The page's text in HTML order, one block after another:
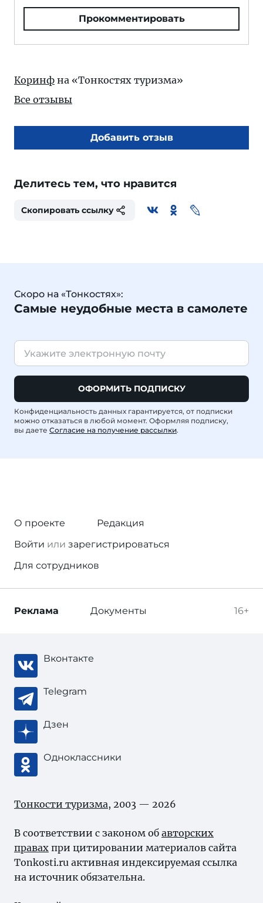
Прокомментировать
Коринф на «Тонкостях туризма»
Все отзывы
Добавить отзыв
Делитесь тем, что нравится
Скопировать ссылку
Скоро на «Тонкостях»:
Самые неудобные места в самолете
ОФОРМИТЬ ПОДПИСКУ
Конфиденциальность данных гарантируется, от подписки
можно отказаться в любой момент. Оформляя подписку,
вы даете Согласие на получение рассылки.
О проекте
Редакция
Войти или зарегистрироваться
Для сотрудников
16+
Реклама Документы
Вконтакте
Telegram
Дзен
Одноклассники
Тонкости туризма, 2003 — 2026
В соответствии с законом об авторских
правах при цитировании материалов сайта
Tonkosti.ru активная индексируемая ссылка
на источник обязательна.